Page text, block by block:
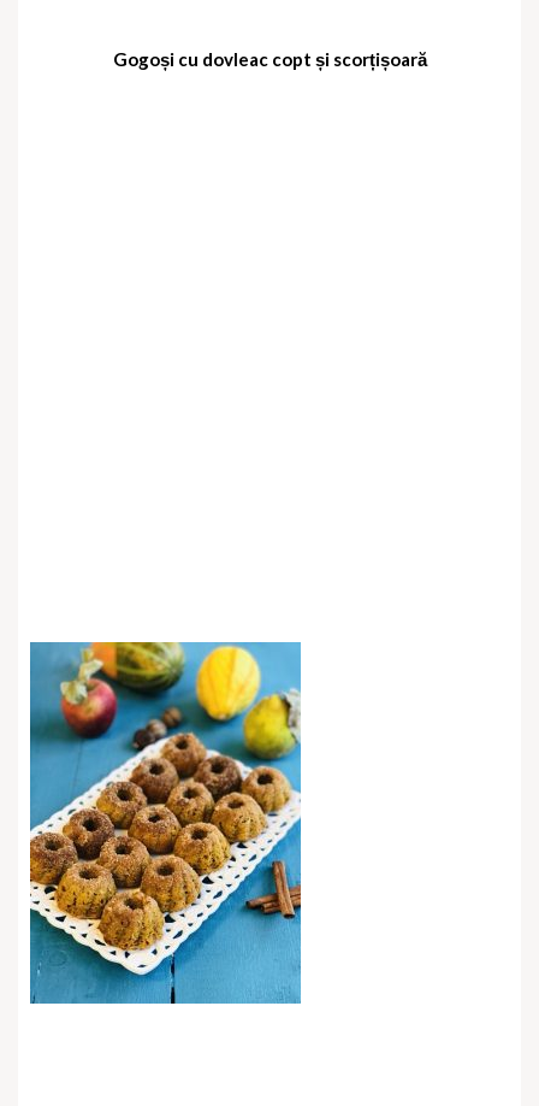
Gogoși cu dovleac copt și scorțișoară